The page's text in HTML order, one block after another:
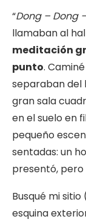
“Dong – Dong
llamaban al
meditación
punto.
separaban del
gran sala
en el suelo en
pequeño
sentadas: un
presentó, pero
Busqué mi
esquina